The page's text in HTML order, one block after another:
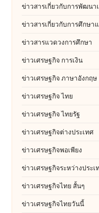
ข่าวสารเกี่ยวกับการพัฒนา
ข่าวสารเกี่ยวกับการศึกษา
ข่าวสารแวดวงการศึกษา
ข่าวเศรษฐกิจ การเงิน
ข่าวเศรษฐกิจ ภาษาอังกฤษ
ข่าวเศรษฐกิจ ไทย
ข่าวเศรษฐกิจ ไทยรัฐ
ข่าวเศรษฐกิจต่างประเทศ
ข่าวเศรษฐกิจพอเพียง
ข่าวเศรษฐกิจระหว่างประเ
ข่าวเศรษฐกิจไทย สั้นๆ
ข่าวเศรษฐกิจไทยวันนี้